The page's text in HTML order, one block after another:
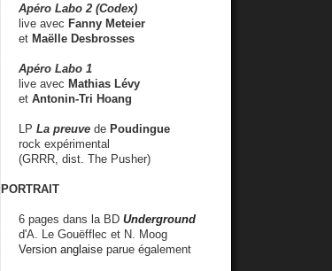
Apéro Labo 2 (Codex)
live avec Fanny Meteier
et Maëlle Desbrosses
Apéro Labo 1
live avec Mathias Lévy
et Antonin-Tri Hoang
LP La preuve de Poudingue
rock expérimental
(GRRR, dist. The Pusher)
PORTRAIT
6 pages dans la BD Underground
d'A. Le Gouëfflec et N. Moog
Version anglaise parue également